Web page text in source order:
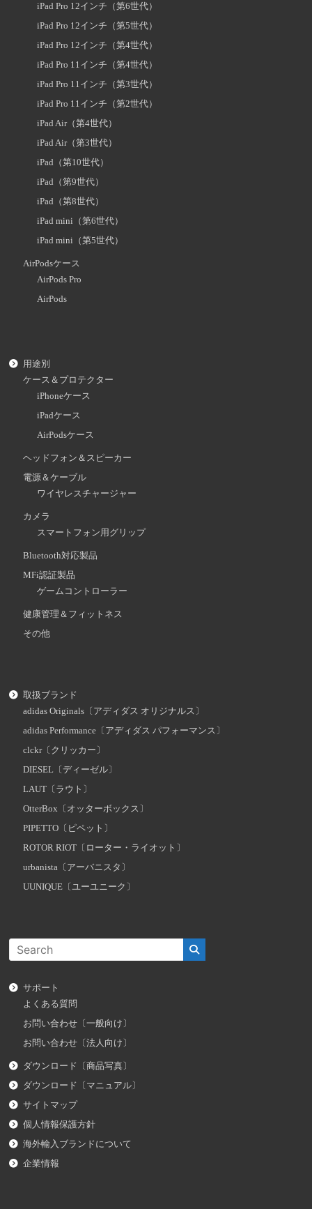
iPad Pro 12インチ（第6世代）
iPad Pro 12インチ（第5世代）
iPad Pro 12インチ（第4世代）
iPad Pro 11インチ（第4世代）
iPad Pro 11インチ（第3世代）
iPad Pro 11インチ（第2世代）
iPad Air（第4世代）
iPad Air（第3世代）
iPad（第10世代）
iPad（第9世代）
iPad（第8世代）
iPad mini（第6世代）
iPad mini（第5世代）
AirPodsケース
AirPods Pro
AirPods
用途別
ケース＆プロテクター
iPhoneケース
iPadケース
AirPodsケース
ヘッドフォン＆スピーカー
電源＆ケーブル
ワイヤレスチャージャー
カメラ
スマートフォン用グリップ
Bluetooth対応製品
MFi認証製品
ゲームコントローラー
健康管理＆フィットネス
その他
取扱ブランド
adidas Originals〔アディダス オリジナルス〕
adidas Performance〔アディダス パフォーマンス〕
clckr〔クリッカー〕
DIESEL〔ディーゼル〕
LAUT〔ラウト〕
OtterBox〔オッターボックス〕
PIPETTO〔ピペット〕
ROTOR RIOT〔ローター・ライオット〕
urbanista〔アーバニスタ〕
UUNIQUE〔ユーユニーク〕
サポート
よくある質問
お問い合わせ〔一般向け〕
お問い合わせ〔法人向け〕
ダウンロード〔商品写真〕
ダウンロード〔マニュアル〕
サイトマップ
個人情報保護方針
海外輸入ブランドについて
企業情報